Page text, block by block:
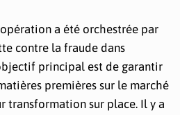
a été orchestrée par
contre la fraude dans
principal est de garantir
premières sur le marché
transformation sur place. Il y a